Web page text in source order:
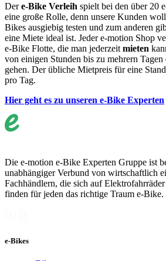
Dere-Bike Verleih spielt bei den über 20
eine große Rolle, denn unsere Kunden
Bikes ausgiebig testen und zum anderen
eine Miete ideal ist. Jeder e-motion Shop
e-Bike Flotte, die man jederzeit mieten
von einigen Stunden bis zu mehrern Tagen
gehen. Der übliche Mietpreis für eine
pro Tag.
Hier geht es zu unseren e-Bike Experten
Die e-motion e-Bike Experten Gruppe ist
unabhängiger Verbund von wirtschaftlich
Fachhändlern, die sich auf
finden für jeden das richtige Traum e-Bike.
e-Bikes